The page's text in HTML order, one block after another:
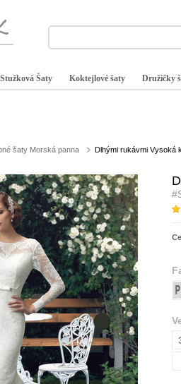
Stužková Šaty Koktejlové šaty Družičky
šaty Morská panna Dlhými rukávmi Vysoká